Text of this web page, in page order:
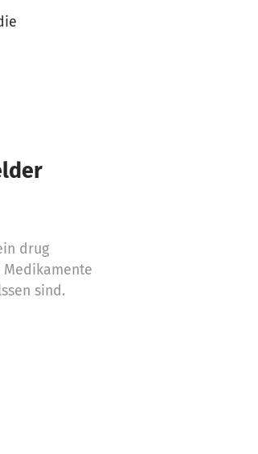
drug
sind.